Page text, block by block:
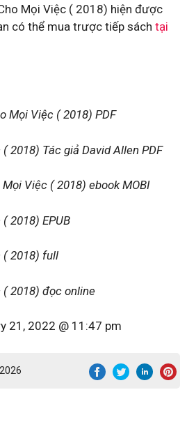
Mọi Việc ( 2018) hiện được
có thể mua trược tiếp sách tại
Mọi Việc ( 2018) PDF
2018) Tác giả David Allen PDF
Việc ( 2018) ebook MOBI
2018) EPUB
( 2018) full
( 2018) đọc online
21, 2022 @ 11:47 pm